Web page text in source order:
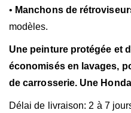
• Manchons de
modèles.
Une peinture protégée et
économisés en lavages,
de carrosserie. Une
Délai de livraison: 2 à 7